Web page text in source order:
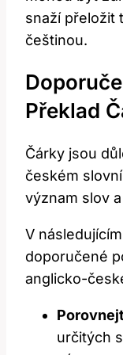
snaží přeložit
češtinou.
Překlad
Čárky jsou
českém
význam slov
V
doporučené
anglicko-
určitých